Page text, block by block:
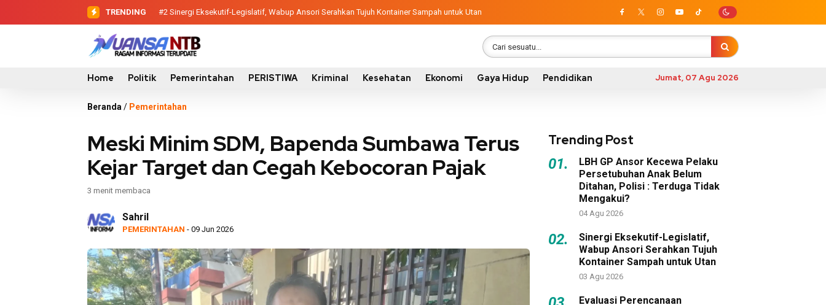
TRENDING #2 Sinergi Eksekutif-Legislatif, Wabup Ansori Serahkan Tujuh Kontainer Sampah untuk Utan
#3 Evaluasi Perencanaan Pembangunan 2026, Pemkab Sumbawa Luncurkan Empat Proyek PKN II
Home Politik Pemerintahan PERISTIWA Kriminal Kesehatan Ekonomi Gaya Hidup Pendidikan Jumat, 07 Agu 2026
Beranda / Pemerintahan
Meski Minim SDM, Bapenda Sumbawa Terus
Kejar Target dan Cegah Kebocoran Pajak
3 menit membaca
Sahril
PEMERINTAHAN - 09 Jun 2026
Trending Post
01.
LBH GP Ansor Kecewa Pelaku
Persetubuhan Anak Belum
Ditahan, Polisi : Terduga Tidak
Mengakui?
04 Agu 2026
02.
Sinergi Eksekutif-Legislatif,
Wabup Ansori Serahkan Tujuh
Kontainer Sampah untuk Utan
03 Agu 2026
Evaluasi Perencanaan